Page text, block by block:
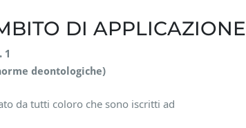
DI APPLICAZIONE
1
deontologiche)
da tutti coloro che sono iscritti ad